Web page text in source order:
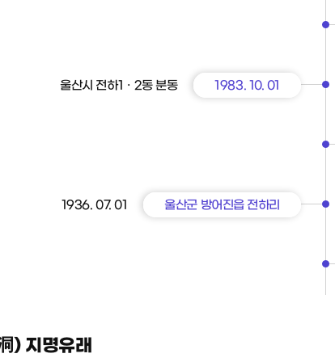
울산시 전하1ㆍ2동 분동 1983. 10. 01
1936. 07. 01 울산군 방어진읍 전하리
) 지명유래